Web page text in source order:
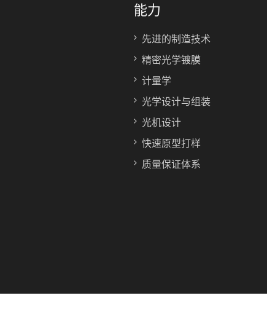
能力
先进的制造技术
精密光学镀膜
计量学
光学设计与组装
光机设计
快速原型打样
质量保证体系